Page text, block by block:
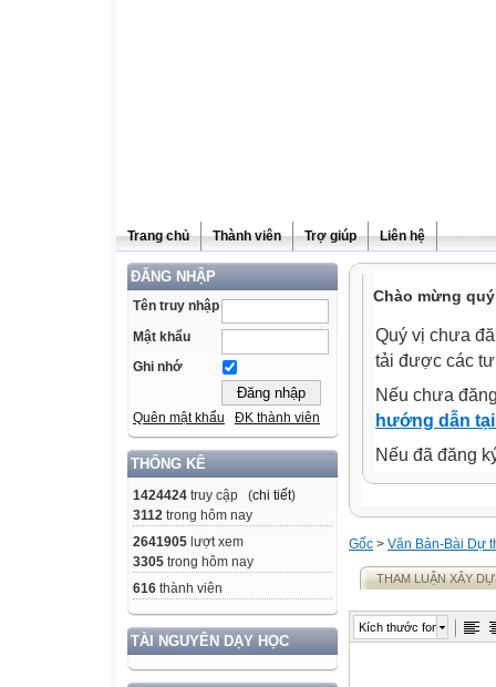
Trang chủ Thành viên Trợ giúp Liên hệ
ĐĂNG NHẬP
Tên truy nhập
Mật khẩu
Ghi nhớ
Quên mật khẩu ĐK thành viên
THỐNG KÊ
1424424 truy cập (chi tiết)
3112 trong hôm nay
2641905 lượt xem
3305 trong hôm nay
616 thành viên
TÀI NGUYÊN DẠY HỌC
Chào mừng
Quý vị chưa
tải được các
Nếu chưa
hướng dẫn
Nếu đã đăng
Gốc > Văn Bản-Bài Dự
THAM LUẬN XÂY
Kích thước font